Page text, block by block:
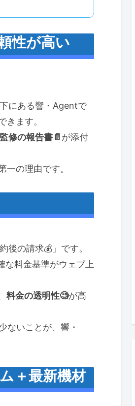
性が高い
にある響・Agentで
きます。
修の報告書📄が添付
の理由です。
後の請求💰」です。
な料金基準がウェブ上
料金の透明性🧐が高
ないことが、響・
＋最新機材